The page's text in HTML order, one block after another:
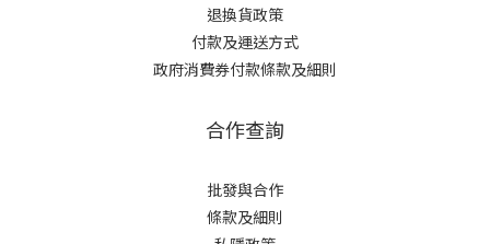
退換貨政策
付款及運送方式
政府消費券付款條款及細則
合作查詢
批發與合作
條款及細則